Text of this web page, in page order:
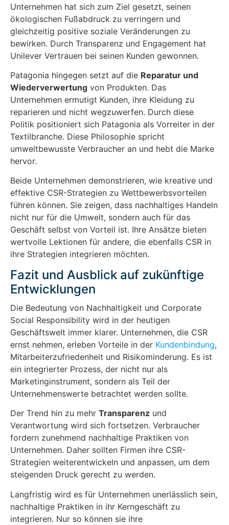
Unternehmen hat sich zum Ziel gesetzt, seinen
ökologischen Fußabdruck zu verringern und
gleichzeitig positive soziale Veränderungen zu
bewirken. Durch Transparenz und Engagement hat
Unilever Vertrauen bei seinen Kunden gewonnen.
Patagonia hingegen setzt auf die Reparatur und
Wiederverwertung von Produkten. Das
Unternehmen ermutigt Kunden, ihre Kleidung zu
reparieren und nicht wegzuwerfen. Durch diese
Politik positioniert sich Patagonia als Vorreiter in der
Textilbranche. Diese Philosophie spricht
umweltbewusste Verbraucher an und hebt die Marke
hervor.
Beide Unternehmen demonstrieren, wie kreative und
effektive CSR-Strategien zu Wettbewerbsvorteilen
führen können. Sie zeigen, dass nachhaltiges Handeln
nicht nur für die Umwelt, sondern auch für das
Geschäft selbst von Vorteil ist. Ihre Ansätze bieten
wertvolle Lektionen für andere, die ebenfalls CSR in
ihre Strategien integrieren möchten.
Fazit und Ausblick auf zukünftige
Entwicklungen
Die Bedeutung von Nachhaltigkeit und Corporate
Social Responsibility wird in der heutigen
Geschäftswelt immer klarer. Unternehmen, die CSR
ernst nehmen, erleben Vorteile in der Kundenbindung,
Mitarbeiterzufriedenheit und Risikominderung. Es ist
ein integrierter Prozess, der nicht nur als
Marketinginstrument, sondern als Teil der
Unternehmenswerte betrachtet werden sollte.
Der Trend hin zu mehr Transparenz und
Verantwortung wird sich fortsetzen. Verbraucher
fordern zunehmend nachhaltige Praktiken von
Unternehmen. Daher sollten Firmen ihre CSR-
Strategien weiterentwickeln und anpassen, um dem
steigenden Druck gerecht zu werden.
Langfristig wird es für Unternehmen unerlässlich sein,
nachhaltige Praktiken in ihr Kerngeschäft zu
integrieren. Nur so können sie ihre